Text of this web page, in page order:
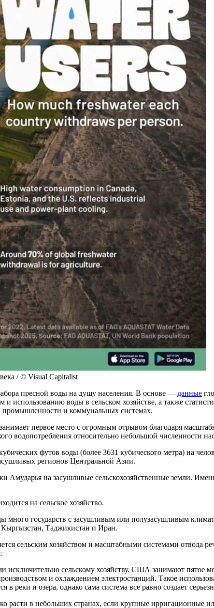
/ © Visual Capitalist
пресной воды на душу населения. В основе — данные
использованию воды в сельском хозяйстве, а также
промышленности и коммунальных системах.
первое место с огромным отрывом благодаря
водопотребления относительно небольшой численности
футов воды (более 3631 кубического метра) на
регионов Центральной Азии.
Амударья на засушливые сельскохозяйственные земли.
на сельское хозяйство.
много государств с засушливым или полузасушливым
Кыргызстан, Таджикистан и Иран.
сельским хозяйством и масштабными системами отвода
исключительно сельскому хозяйству. США занимают пятое
и охлаждением электростанций. Такое
реки и озера, однако сама система все равно создает
расти в небольших странах, если крупные ирригационные